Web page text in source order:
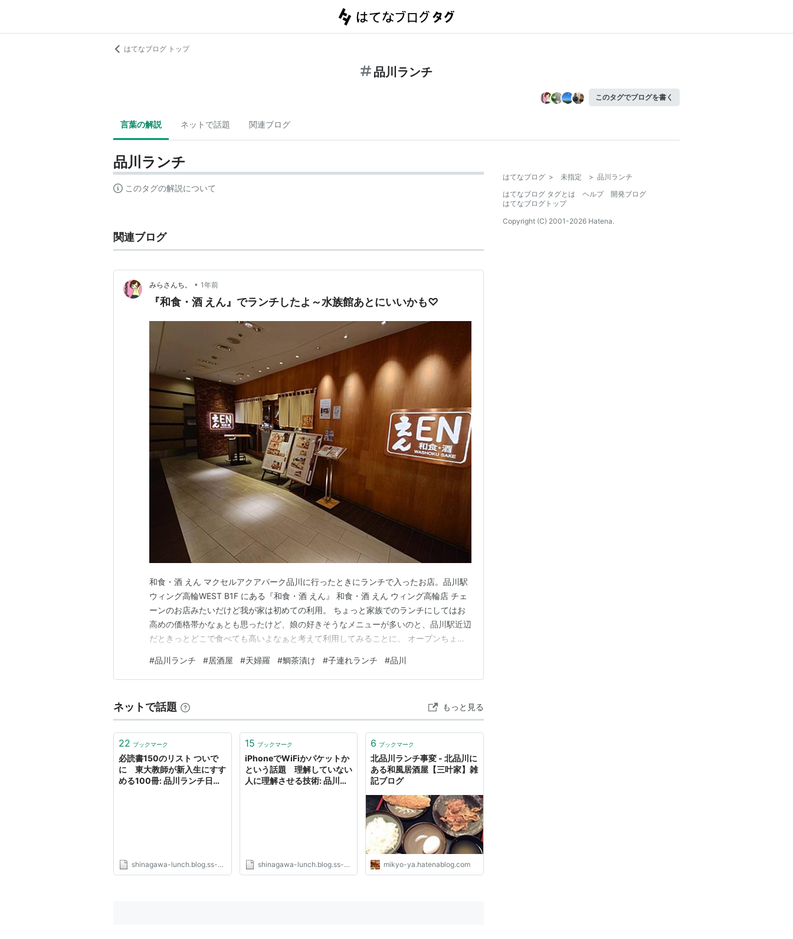
はてなブログ トップ
品川ランチ
このタグでブログを書く
言葉の解説 ネットで話題 関連ブログ
品川ランチ
このタグの解説について
関連ブログ
みらさんち。 • 1年前
『和食・酒 えん』でランチしたよ～水族館あとにいいかも♡
和食・酒 えん マクセルアクアパーク品川に行ったときにランチで入ったお店。品川駅
ウィング高輪WEST B1F にある『和食・酒 えん』 和食・酒 えん ウィング高輪店 チェ
ーンのお店みたいだけど我が家は初めての利用。 ちょっと家族でのランチにしてはお
高めの価格帯かなぁとも思ったけど、娘の好きそうなメニューが多いのと、品川駅近辺
だときっとどこで食べても高いよなぁと考えて利用してみることに。 オープンちょっ
ないかしら？」と後ろに並んだおばあさまに声をかけられる。おばあさんじゃなくてお
ばあさま。ちょっとセレブリティ感じる…
#品川ランチ #居酒屋 #天婦羅 #鯛茶漬け #子連れランチ #品川
ネットで話題 もっと見る
22 ブックマーク
必読書150のリスト ついで
に 東大教師が新入生にすす
める100冊: 品川ランチ日々
shinagawa-lunch.blog.ss-blog.jp
15 ブックマーク
iPhoneでWiFiかパケットか
という話題 理解していない
人に理解させる技術: 品川ラ
shinagawa-lunch.blog.ss-blog.jp
6 ブックマーク
北品川ランチ事変 - 北品川に
ある和風居酒屋【三叶家】雑
記ブログ
mikyo-ya.hatenablog.com
はてなブログ > 未指定 > 品川ランチ
はてなブログ タグとは
ヘルプ
開発ブログ
はてなブログトップ
Copyright (C) 2001-2026 Hatena.